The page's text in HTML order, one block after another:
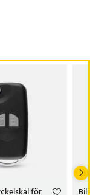
fjärrkontroll.
att form
Dispatch
2013–2016